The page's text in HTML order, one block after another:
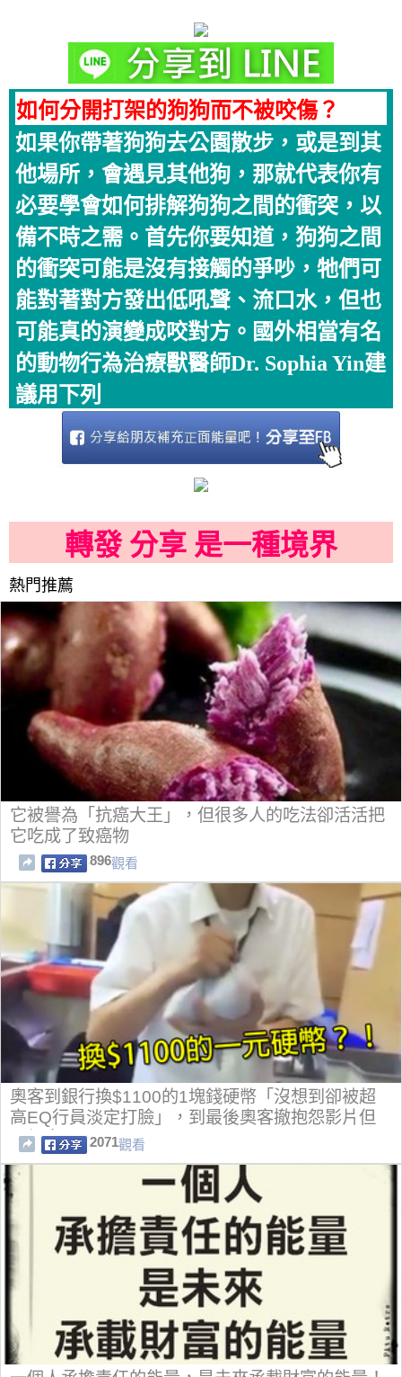
如何分開打架的狗狗而不被咬傷？
如果你帶著狗狗去公園散步，或是到其
他場所，會遇見其他狗，那就代表你有
必要學會如何排解狗狗之間的衝突，以
備不時之需。首先你要知道，狗狗之間
的衝突可能是沒有接觸的爭吵，牠們可
能對著對方發出低吼聲、流口水，但也
可能真的演變成咬對方。國外相當有名
的動物行為治療獸醫師Dr. Sophia Yin建
議用下列
轉發 分享 是一種境界
熱門推薦
它被譽為「抗癌大王」，但很多人的吃法卻活活把
它吃成了致癌物
896觀看
奧客到銀行換$1100的1塊錢硬幣「沒想到卻被超
高EQ行員淡定打臉」，到最後奧客撤抱怨影片但
已經來不及了…
2071觀看